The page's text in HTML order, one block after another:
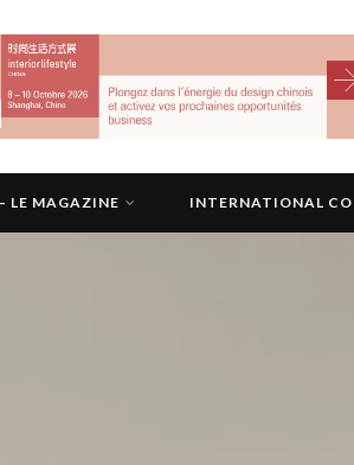
LE MAGAZINE INTERNATIONAL